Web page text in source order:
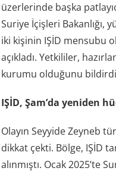
üzerlerinde başka
Suriye İçişleri
iki kişinin IŞİD mensubu
açıkladı. Yetkililer,
kurumu olduğunu
IŞİD, Şam’da yeniden
Olayın Seyyide Zeyneb
dikkat çekti. Bölge, IŞİD
alınmıştı. Ocak 2025’te